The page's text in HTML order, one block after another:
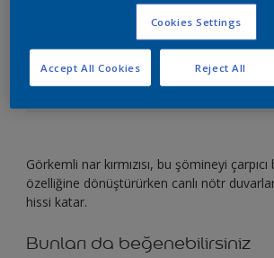
Nar kırmızısı, sıcak ve samimi bir
oluşturmak için mükemmeldir.
Görkemli nar kırmızısı, bu şömineyi
özelliğine dönüştürürken canlı nötr
hissi katar.
Bunları da beğenebilirsiniz
Cookies Settings
Reject All
Accept All Cookies